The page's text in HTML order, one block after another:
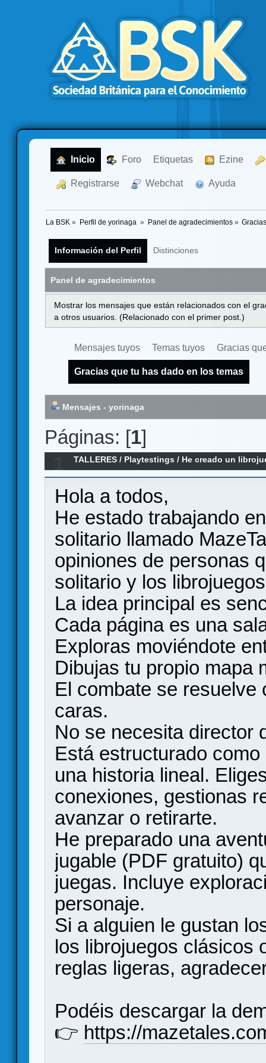
Inicio Foro Etiquetas Ezine
Registrarse Webchat Ayuda
La BSK » Perfil de yorinaga » Panel de agradecimientos»
Información del Perfil Distinciones
Panel de agradecimientos
Mostrar los mensajes que están relacionados con el
a otros usuarios. (Relacionado con el primer post.)
Mensajes tuyos Temas tuyos Gracias
Gracias que tu has dado en los temas
Mensajes - yorinaga
Páginas: [1]
TALLERES / Playtestings / He creado un
página es una sala — busco feedb
Hola a todos,
He estado trabajando
solitario llamado
opiniones de personas
solitario y los
La idea principal es
Cada página es una
Exploras moviéndote
Dibujas tu propio mapa
El combate se resuelve
caras.
No se necesita director
Está estructurado
una historia lineal.
conexiones, gestionas
avanzar o retirarte.
He preparado una
jugable (PDF gratuito)
juegas. Incluye
personaje.
Si a alguien le gustan
los librojuegos clásicos
reglas ligeras,
Podéis descargar la
👉 https://